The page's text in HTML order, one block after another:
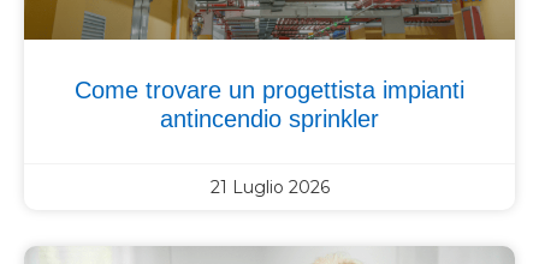
Come trovare un progettista impianti
antincendio sprinkler
21 Luglio 2026